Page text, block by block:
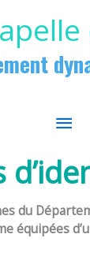
MENU
du
équipées